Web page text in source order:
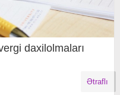
daxilolmaları
Ətraflı